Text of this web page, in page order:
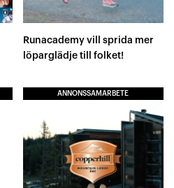
Runacademy vill sprida mer
löparglädje till folket!
ANNONSSAMARBETE